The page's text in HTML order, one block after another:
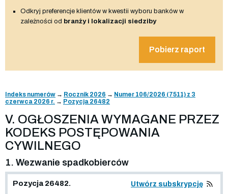
Odkryj preferencje klientów w kwestii wyboru banków w
zależności od branży i lokalizacji siedziby
Pobierz raport
Indeks numerów → Rocznik 2026 → Numer 106/2026 (7511) z 3
czerwca 2026 r. → Pozycja 26482
V. OGŁOSZENIA WYMAGANE PRZEZ
KODEKS POSTĘPOWANIA
CYWILNEGO
1. Wezwanie spadkobierców
Pozycja 26482. Utwórz subskrypcję